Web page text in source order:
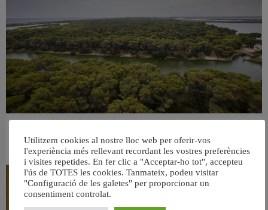
juliol
6 agost, 2026
Utilitzem cookies al nostre lloc web per oferir-vos
l'experiència més rellevant recordant les vostres preferències
i visites repetides. En fer clic a "Acceptar-ho tot", accepteu
l'ús de TOTES les cookies. Tanmateix, podeu visitar
"Configuració de les galetes" per proporcionar un
consentiment controlat.